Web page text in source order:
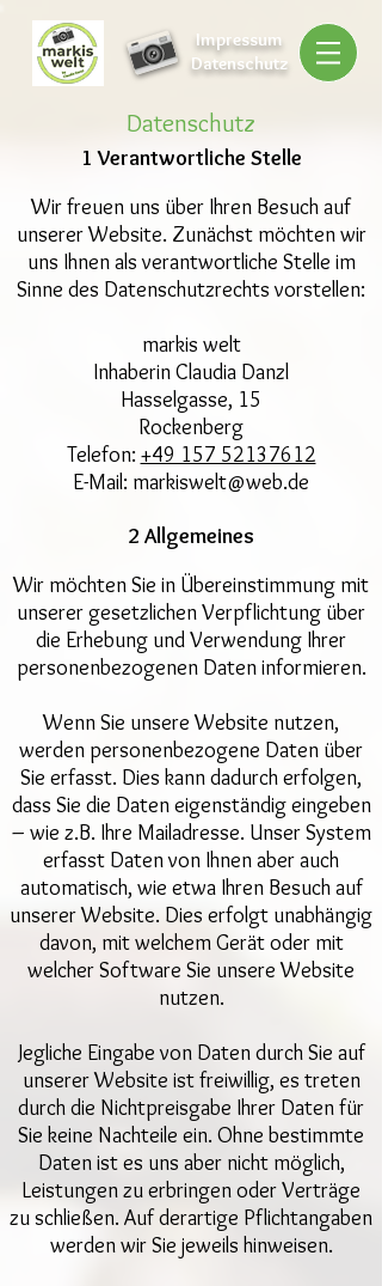
Datenschutz
Impressum
Datenschutz
1 Verantwortliche Stelle
Wir freuen uns über Ihren Besuch auf
unserer Website. Zunächst möchten wir
uns Ihnen als verantwortliche Stelle im
Sinne des Datenschutzrechts vorstellen:
markis welt
Inhaberin Claudia Danzl
Hasselgasse, 15
Rockenberg
Telefon: +49 157 52137612
E-Mail: markiswelt@web.de
2 Allgemeines
Wir möchten Sie in Übereinstimmung mit
unserer gesetzlichen Verpflichtung über
die Erhebung und Verwendung Ihrer
personenbezogenen Daten informieren.
Wenn Sie unsere Website nutzen,
werden personenbezogene Daten über
Sie erfasst. Dies kann dadurch erfolgen,
dass Sie die Daten eigenständig eingeben
– wie z.B. Ihre Mailadresse. Unser System
erfasst Daten von Ihnen aber auch
automatisch, wie etwa Ihren Besuch auf
unserer Website. Dies erfolgt unabhängig
davon, mit welchem Gerät oder mit
welcher Software Sie unsere Website
nutzen.
Jegliche Eingabe von Daten durch Sie auf
unserer Website ist freiwillig, es treten
durch die Nichtpreisgabe Ihrer Daten für
Sie keine Nachteile ein. Ohne bestimmte
Daten ist es uns aber nicht möglich,
Leistungen zu erbringen oder Verträge
zu schließen. Auf derartige Pflichtangaben
werden wir Sie jeweils hinweisen.